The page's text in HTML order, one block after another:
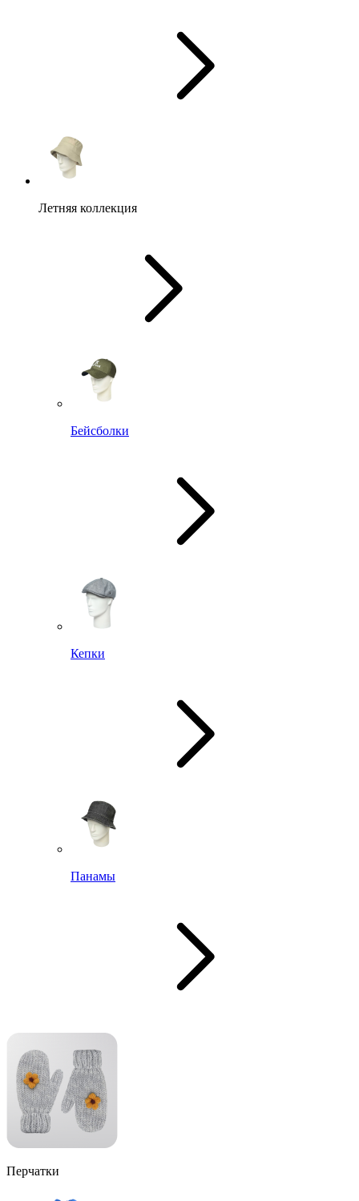
Летняя коллекция
Бейсболки
Кепки
Панамы
Перчатки